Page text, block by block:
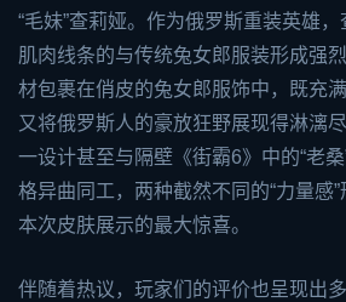
“毛妹”查莉娅。作为俄罗斯重装英雄
肌肉线条的与传统兔女郎服装形成强
材包裹在俏皮的兔女郎服饰中，既充满
又将俄罗斯人的豪放狂野展现得淋漓
一设计甚至与隔壁《街霸6》中的“老
格异曲同工，两种截然不同的“力量感
本次皮肤展示的最大惊喜。
伴随着热议，玩家们的评价也呈现出